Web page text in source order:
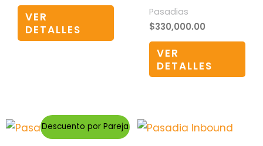
VER
DETALLES
Pasadias
$330,000.00
VER
DETALLES
Descuento por Pareja